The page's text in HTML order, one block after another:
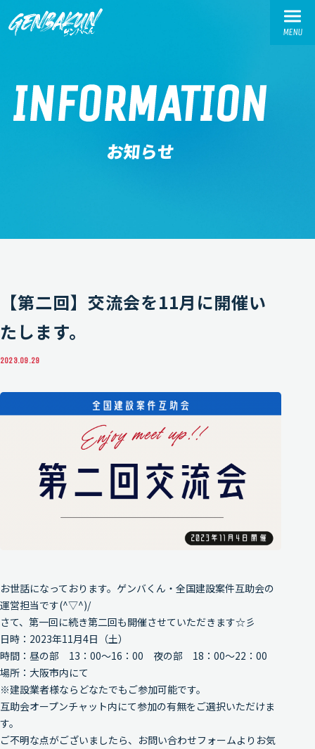
トップ
ゲンバくんとは
交流会実績
SPONSOR-INTRODUCTION
スポンサー様紹介
COMPANY
MEMBER
メンバー紹介
MENU
お知らせ
INFORMATION
【第二回】交流会を11月に開催い
たします。
2023.09.29
お世話になっております。ゲンバくん・全国建設案件互助会の
運営担当です(^▽^)/
さて、第一回に続き第二回も開催させていただきます☆彡
日時：2023年11月4日（土）
時間：昼の部 13：00～16：00 夜の部 18：00～22：00
場所：大阪市内にて
※建設業者様ならどなたでもご参加可能です。
互助会オープンチャット内にて参加の有無をご選択いただけま
す。
ご不明な点がございましたら、お問い合わせフォームよりお気